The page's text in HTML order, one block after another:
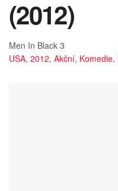
(2012)
Men In Black 3
USA, 2012, Akční, Komedie,